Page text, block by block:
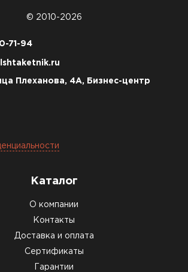
© 2010-2026
71-94
Плеханова, 4А, Бизнес-центр
Каталог
О компании
Контакты
Доставка и оплата
Сертификаты
Гарантии